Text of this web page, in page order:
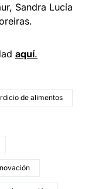
Sandra Lucía
aquí.
de alimentos